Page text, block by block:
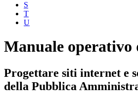
S
T
U
Manuale operativo
Progettare siti internet e
della Pubblica